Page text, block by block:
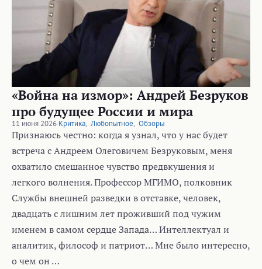
«Война на измор»: Андрей Безруков
про будущее России и мира
11 июня 2026·Критика, Любопытное, Обзоры
Признаюсь честно: когда я узнал, что у нас будет
встреча с Андреем Олеговичем Безруковым, меня
охватило смешанное чувство предвкушения и
легкого волнения. Профессор МГИМО, полковник
Службы внешней разведки в отставке, человек,
двадцать с лишним лет проживший под чужим
именем в самом сердце Запада… Интеллектуал и
аналитик, философ и патриот… Мне было интересно,
о чем он …